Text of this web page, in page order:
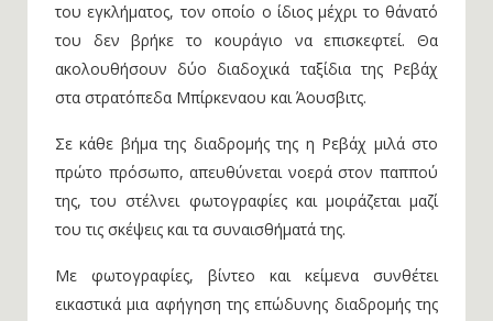
του εγκλήματος, τον οποίο ο ίδιος μέχρι το θάνατό
του δεν βρήκε το κουράγιο να επισκεφτεί. Θα
ακολουθήσουν δύο διαδοχικά ταξίδια της Ρεβάχ
στα στρατόπεδα Μπίρκεναου και Άουσβιτς.
Σε κάθε βήμα της διαδρομής της η Ρεβάχ μιλά στο
πρώτο πρόσωπο, απευθύνεται νοερά στον παππού
της, του στέλνει φωτογραφίες και μοιράζεται μαζί
του τις σκέψεις και τα συναισθήματά της.
Με φωτογραφίες, βίντεο και κείμενα συνθέτει
εικαστικά μια αφήγηση της επώδυνης διαδρομής της